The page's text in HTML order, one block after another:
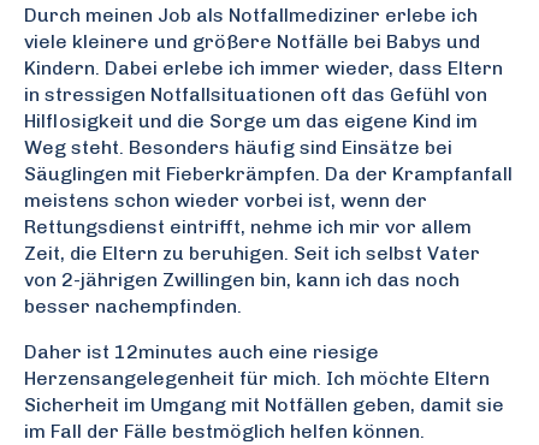
Durch meinen Job als Notfallmediziner erlebe ich
viele kleinere und größere Notfälle bei Babys und
Kindern. Dabei erlebe ich immer wieder, dass Eltern
in stressigen Notfallsituationen oft das Gefühl von
Hilflosigkeit und die Sorge um das eigene Kind im
Weg steht. Besonders häufig sind Einsätze bei
Säuglingen mit Fieberkrämpfen. Da der Krampfanfall
meistens schon wieder vorbei ist, wenn der
Rettungsdienst eintrifft, nehme ich mir vor allem
Zeit, die Eltern zu beruhigen. Seit ich selbst Vater
von 2-jährigen Zwillingen bin, kann ich das noch
besser nachempfinden.
Daher ist 12minutes auch eine riesige
Herzensangelegenheit für mich. Ich möchte Eltern
Sicherheit im Umgang mit Notfällen geben, damit sie
im Fall der Fälle bestmöglich helfen können.